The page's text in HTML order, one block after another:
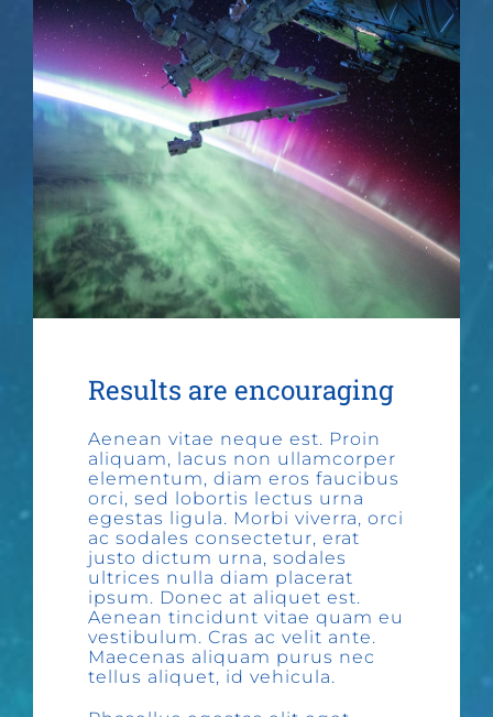
Results are encouraging
Aenean vitae neque est. Proin
aliquam, lacus non ullamcorper
elementum, diam eros faucibus
orci, sed lobortis lectus urna
egestas ligula. Morbi viverra, orci
ac sodales consectetur, erat
justo dictum urna, sodales
ultrices nulla diam placerat
ipsum. Donec at aliquet est.
Aenean tincidunt vitae quam eu
vestibulum. Cras ac velit ante.
Maecenas aliquam purus nec
tellus aliquet, id vehicula.